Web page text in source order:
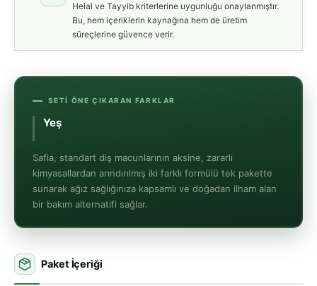
Helal ve Tayyib kriterlerine uygunluğu onaylanmıştır.
Bu, hem içeriklerin kaynağına hem de üretim
süreçlerine güvence verir.
SETI ÖNE ÇIKARAN FARKLAR
Yeşil Çay ve Him
Safia, standart diş macunlarının aksine, zararlı
kimyasallardan arındırılmış iki farklı formülü tek pakette
sunarak ağız sağlığınıza kapsamlı ve doğadan ilham alan
bir bakım alternatifi sağlar.
Paket İçeriği